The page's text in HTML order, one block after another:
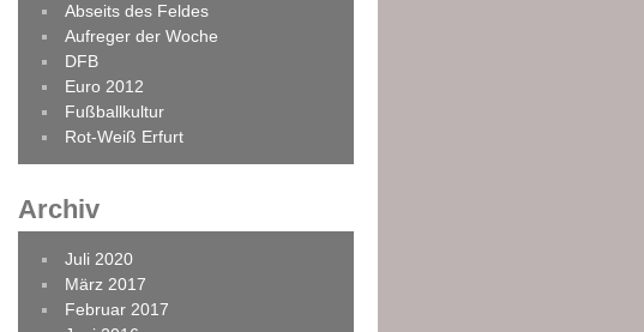
Abseits des Feldes
Aufreger der Woche
DFB
Euro 2012
Fußballkultur
Rot-Weiß Erfurt
Archiv
Juli 2020
März 2017
Februar 2017